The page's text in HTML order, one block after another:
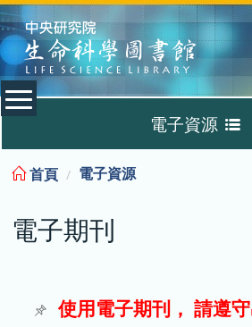
:::
電子資源
電子期刊
首頁 電子資源
電子期刊
使用電子期刊， 請遵